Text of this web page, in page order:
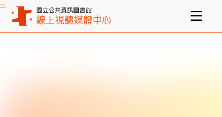
主要內容區塊
:::